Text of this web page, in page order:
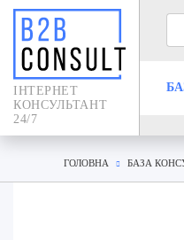
IНТЕРНЕТ
КОНСУЛЬТАНТ
24/7
ГОЛОВНА БАЗА